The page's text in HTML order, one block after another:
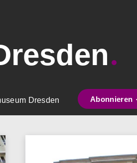
Dresden Abonnieren